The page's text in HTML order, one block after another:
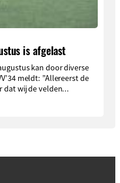
is afgelast
kan door diverse
meldt: ”Allereerst de
dat wij de velden...